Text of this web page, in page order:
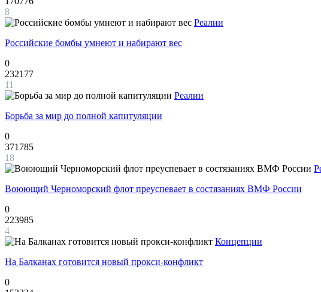
8
Реалии
Российские бомбы умнеют и набирают вес
0
232177
11
Реалии
Борьба за мир до полной капитуляции
0
371785
18
Воюющий Черноморский флот преуспевает в состязаниях ВМФ России
0
223985
4
Концепции
На Балканах готовится новый прокси-конфликт
0